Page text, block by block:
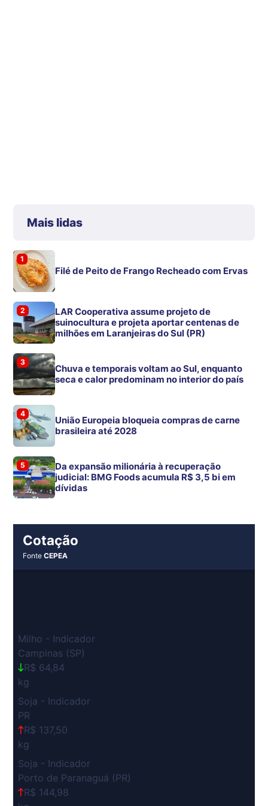
Mais lidas
1
Filé de Peito de Frango Recheado com Ervas
2
LAR Cooperativa assume projeto de
suinocultura e projeta aportar centenas de
milhões em Laranjeiras do Sul (PR)
3
Chuva e temporais voltam ao Sul, enquanto
seca e calor predominam no interior do país
4
União Europeia bloqueia compras de carne
brasileira até 2028
5
Da expansão milionária à recuperação
judicial: BMG Foods acumula R$ 3,5 bi em
dívidas
Cotação
FonteCEPEA
Milho - Indicador
Campinas (SP)
R$ 64,84
kg
Soja - Indicador
PR
R$ 137,50
kg
Soja - Indicador
Porto de Paranaguá (PR)
R$ 144,98